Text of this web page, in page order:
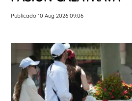
Publicado 10 Aug 2026 09:06